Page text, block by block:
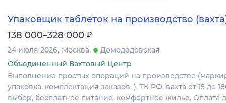
Упаковщик таблеток на производство
138 000–328 000 ₽
24 июля 2026 Москва
Домодедовская
Объединенный Вахтовый Центр
Выполнение простых операций на производстве
упаковка, комплектация заказов, ). ТК РФ, вахта от 15 до
выбор, бесплатное питание, комфортное жильё. Оплата